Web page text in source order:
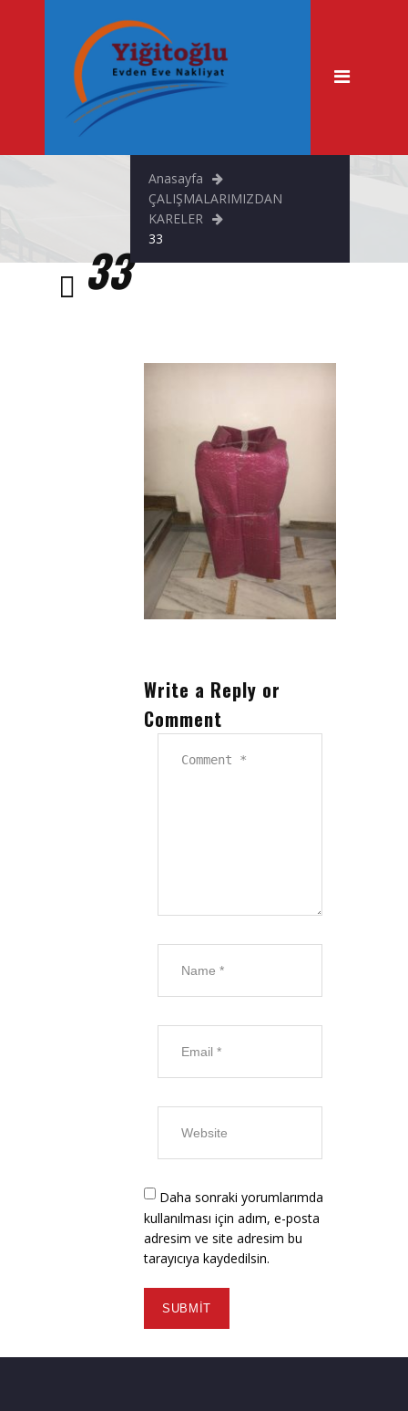
Hakkımızda
Hizmetlerimiz
Şehir İçi Taşımacılık
Fuar & Stand Taşıma
Büro Taşıma
Çalışmalarımızdan Kareler
33
Anasayfa
ÇALIŞMALARIMIZDAN
KARELER
33
Write a Reply or
Comment
Daha sonraki yorumlarımda
kullanılması için adım, e-posta
adresim ve site adresim bu
tarayıcıya kaydedilsin.